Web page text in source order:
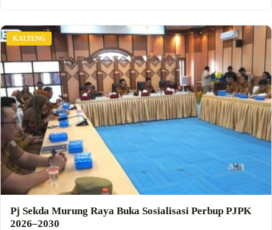
KALTENG
Pj Sekda Murung Raya Buka Sosialisasi Perbup PJPK
2026–2030